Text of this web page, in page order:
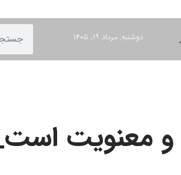
دوشنبه, مرداد ۱۹, ۱۴۰۵
و معنویت